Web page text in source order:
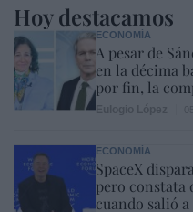
Hoy destacamos
ECONOMÍA
A pesar de
en la décima
por fin, la
ECONOMÍA
SpaceX
pero constata
cuando salió a